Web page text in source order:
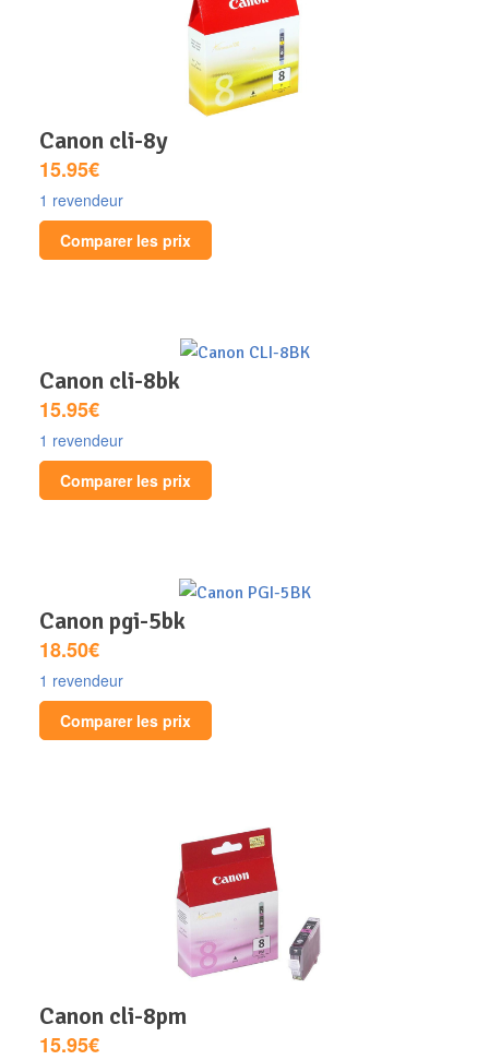
canon cli-8y
15.95€
1 revendeur
Comparer les prix
canon cli-8bk
15.95€
1 revendeur
Comparer les prix
canon pgi-5bk
18.50€
1 revendeur
Comparer les prix
canon cli-8pm
15.95€